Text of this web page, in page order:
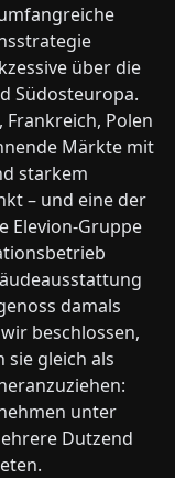
über die
Südosteuropa.
Polen
Märkte mit
starkem
– und eine der
Elevion-Gruppe
damals
beschlossen,
gleich als
unter
Dutzend